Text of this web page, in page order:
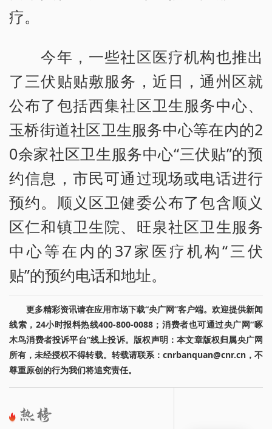
疗。
今年，一些社区医疗机构也推出
了三伏贴贴敷服务，近日，通州区就
公布了包括西集社区卫生服务中心、
玉桥街道社区卫生服务中心等在内的2
0余家社区卫生服务中心“三伏贴”的预
约信息，市民可通过现场或电话进行
预约。顺义区卫健委公布了包含顺义
区仁和镇卫生院、旺泉社区卫生服务
中心等在内的37家医疗机构“三伏
贴”的预约电话和地址。
更多精彩资讯请在应用市场下载“央广网”客户端。欢迎提供新闻
线索，24小时报料热线400-800-0088；消费者也可通过央广网“啄
木鸟消费者投诉平台”线上投诉。版权声明：本文章版权归属央广网
所有，未经授权不得转载。转载请联系：cnrbanquan@cnr.cn，不
尊重原创的行为我们将追究责任。